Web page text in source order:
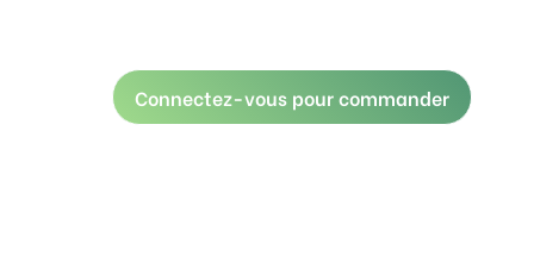
Connectez-vous pour commander